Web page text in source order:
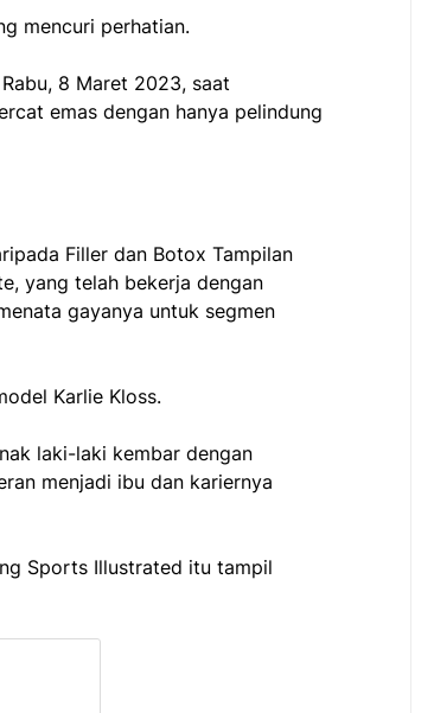
mencuri perhatian.
8 Maret 2023, saat
emas dengan hanya pelindung
Filler dan Botox Tampilan
yang telah bekerja dengan
gayanya untuk segmen
Karlie Kloss.
laki-laki kembar dengan
menjadi ibu dan kariernya
Sports Illustrated itu tampil